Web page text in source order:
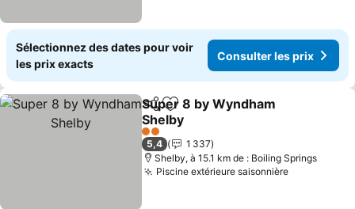
Sélectionnez des dates pour voir
les prix exacts
Consulter les prix
PartagerAjouter à mes favoris
Super 8 by Wyndham
Shelby
2 Étoiles
5,4
1 337
Shelby, à 15.1 km de : Boiling Springs
Piscine extérieure saisonnière